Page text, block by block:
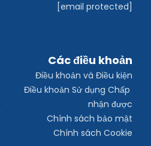
[email protected]
Các điều khoản
Điều khoản và Điều kiện
Điều khoản Sử dụng Chấp
nhận được
Chính sách bảo mật
Chính sách Cookie